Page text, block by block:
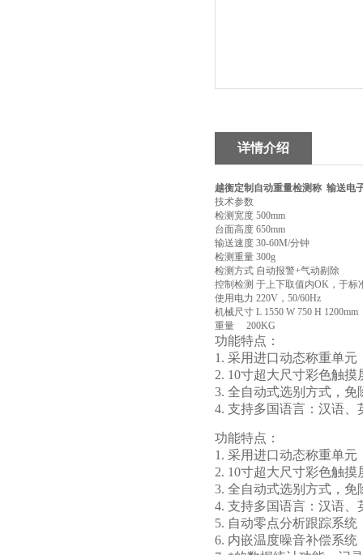
详情介绍
越衡定制自动重量检测称 输送电
技术参数
检测宽度 500mm
台面高度 650mm
输送速度 30-60M/分钟
检测重量 300g
检测方式 自动报警+气动剔除
控制检测 于上下取值内OK，于标
使用电力 220V，50/60Hz
机械尺寸 L 1550 W 750 H 1200mm
重量 200KG
功能特点：
1. 采用进口动态称重单
2. 10寸超大尺寸彩色触
3. 全自动式选别方式，免
4. 支持多国语言：汉语
功能特点：
1. 采用进口动态称重单
2. 10寸超大尺寸彩色触
3. 全自动式选别方式，免
4. 支持多国语言：汉语
5. 自动零点分析跟踪系统
6. 内嵌温度噪音补偿系统